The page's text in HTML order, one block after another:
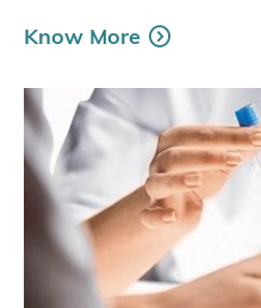
Know More